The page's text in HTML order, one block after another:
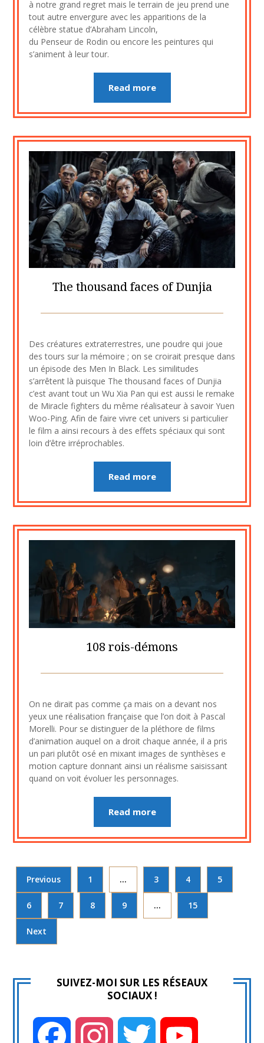
à notre grand regret mais le terrain de jeu prend une
tout autre envergure avec les apparitions de la
célèbre statue d’Abraham Lincoln,
du Penseur de Rodin ou encore les peintures qui
s’animent à leur tour.
Read more
The thousand faces of Dunjia
6
septembre
2020
Des créatures extraterrestres, une poudre qui joue
des tours sur la mémoire ; on se croirait presque dans
un épisode des Men In Black. Les similitudes
s’arrêtent là puisque The thousand faces of Dunjia
c’est avant tout un Wu Xia Pan qui est aussi le remake
de Miracle fighters du même réalisateur à savoir Yuen
Woo-Ping. Afin de faire vivre cet univers si particulier
le film a ainsi recours à des effets spéciaux qui sont
loin d’être irréprochables.
Read more
108 rois-démons
5
septembre
2020
On ne dirait pas comme ça mais on a devant nos
yeux une réalisation française que l’on doit à Pascal
Morelli. Pour se distinguer de la pléthore de films
d’animation auquel on a droit chaque année, il a pris
un pari plutôt osé en mixant images de synthèses e
motion capture donnant ainsi un réalisme saisissant
quand on voit évoluer les personnages.
Read more
Previous 1 … 3 4 5
6 7 8 9 … 15
Next
SUIVEZ-MOI SUR LES RÉSEAUX
SOCIAUX !
Facebook Instagram Twitter